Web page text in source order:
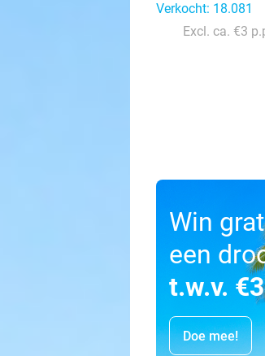
Verkocht: 18.081
Excl. ca. €3
Win
een
t.w.v.
Doe mee!